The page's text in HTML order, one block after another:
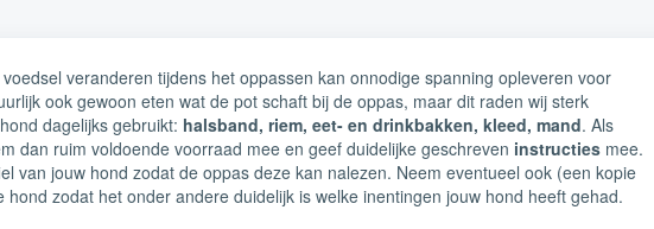
voedsel veranderen tijdens het oppassen kan onnodige spanning opleveren voor
ook gewoon eten wat de pot schaft bij de oppas, maar dit raden wij sterk
dagelijks gebruikt: halsband, riem, eet- en drinkbakken, kleed, mand. Als
dan ruim voldoende voorraad mee en geef duidelijke geschreven instructies mee.
van jouw hond zodat de oppas deze kan nalezen. Neem eventueel ook (een kopie
hond zodat het onder andere duidelijk is welke inentingen jouw hond heeft gehad.